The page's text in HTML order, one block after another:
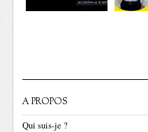
A PROPOS
Qui suis-je ?